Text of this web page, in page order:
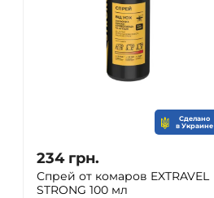
Сделано
в Украине
234 грн.
Спрей от комаров EXTRAVEL
STRONG 100 мл